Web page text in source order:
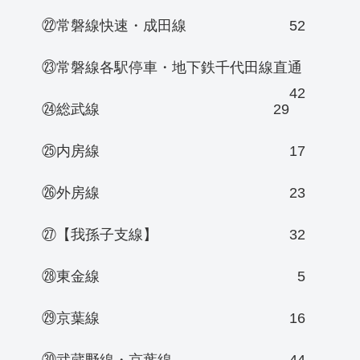
㉒常磐線快速・成田線 52
㉓常磐線各駅停車・地下鉄千代田線直通
42
㉔総武線
29
㉕内房線 17
㉖外房線 23
㉗【我孫子支線】 32
㉘東金線 5
㉙京葉線 16